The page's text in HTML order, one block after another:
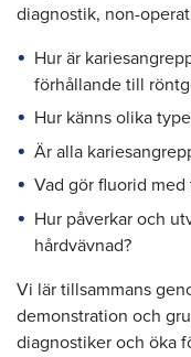
diagnostik, non-
Hur är
förhållande till
Hur känns olika
Är alla
Vad gör fluorid med
Hur påverkar och
hårdvävnad?
Vi lär tillsammans
demonstration och
diagnostiker och öka